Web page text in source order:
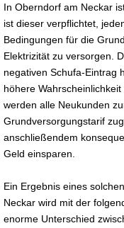
In Oberndorf am Neckar
ist dieser verpflichtet,
Bedingungen für die
Elektrizität zu versorgen.
negativen Schufa-Eintrag
höhere
werden alle Neukunden
Grundversorgungstarif
anschließendem
Geld einsparen.
Ein Ergebnis eines
Neckar wird mit der
enorme Unterschied